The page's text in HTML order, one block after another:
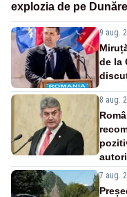
explozia de pe
9 aug.
de la
8 aug.
7 aug.